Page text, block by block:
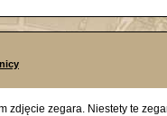
zdjęcie zegara. Niestety te